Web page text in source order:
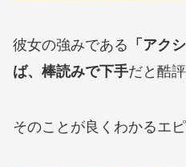
彼女の強みである 「アク
ば、棒読みで下手だと酷
そのことが良くわかるエ